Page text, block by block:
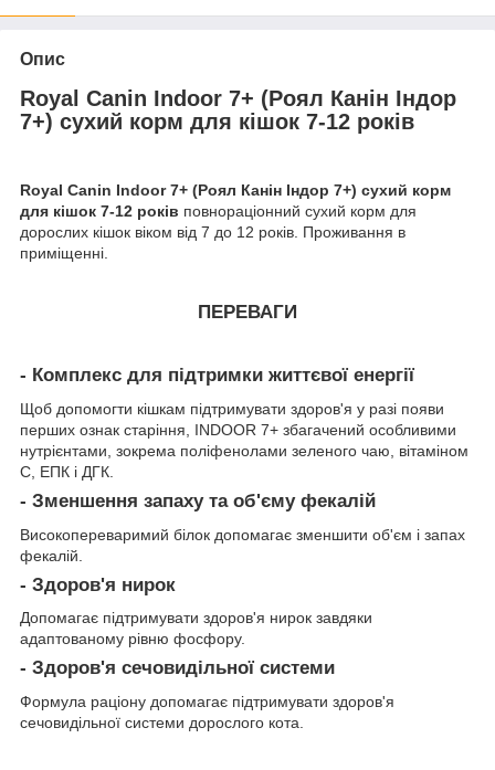
Опис
Royal Canin Indoor 7+ (Роял Канін Індор
7+) сухий корм для кішок 7-12 років
Royal Canin Indoor 7+ (Роял Канін Індор 7+) сухий корм
для кішок 7-12 років повнораціонний сухий корм для
дорослих кішок віком від 7 до 12 років. Проживання в
приміщенні.
ПЕРЕВАГИ
- Комплекс для підтримки життєвої енергії
Щоб допомогти кішкам підтримувати здоров'я у разі появи
перших ознак старіння, INDOOR 7+ збагачений особливими
нутрієнтами, зокрема поліфенолами зеленого чаю, вітаміном
С, ЕПК і ДГК.
- Зменшення запаху та об'єму фекалій
Високопереваримий білок допомагає зменшити об'єм і запах
фекалій.
- Здоров'я нирок
Допомагає підтримувати здоров'я нирок завдяки
адаптованому рівню фосфору.
- Здоров'я сечовидільної системи
Формула раціону допомагає підтримувати здоров'я
сечовидільної системи дорослого кота.